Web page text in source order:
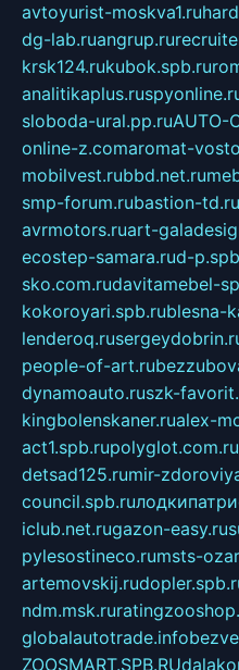
avtoyurist-moskva1.ru
dg-lab.ruangrup.ru
krsk124.rukubok.spb.ru
analitikaplus.ru
sloboda-ural.pp.ruAUTO-
online-z.comaromat-
mobilvest.rubbd.net.ru
smp-forum.rubastion-td.ru
avrmotors.ruart-
ecostep-samara.rud-
sko.com.rudavitamebel-
kokoroyari.spb.rublesna-
lenderoq.ru
people-of-art.ru
dynamoauto.ruszk-
kingbolenskaner.rualex-
act1.spb.rupolyglot.com.ru
detsad125.rumir-
council.spb.ru
iclub.net.rugazon-easy.ru
pylesostineco.rumsts-
artemovskij.ru
ndm.msk.ru
globalautotrade.info
ZOOSMART.SPB.RU